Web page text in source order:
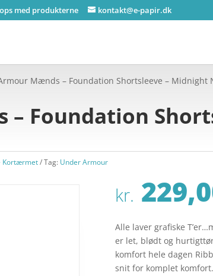
med produkterne kontakt@e-papir.dk
Mænds – Foundation Shortsleeve – Midnight
Foundation
Kortærmet Tag: Under Armour
kr.
Alle laver grafiske
er let, blødt og
komfort hele dagen
snit for komplet